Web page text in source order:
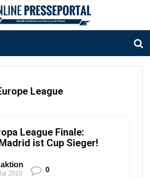
League
League Finale:
ist Cup Sieger!
2010 0